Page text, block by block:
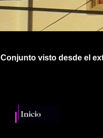
Conjunto visto desde el